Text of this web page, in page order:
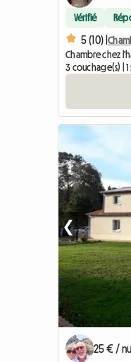
Vérifié
5 (10) |
Chambre chez
3 couchage(s) |
❮
25 € /